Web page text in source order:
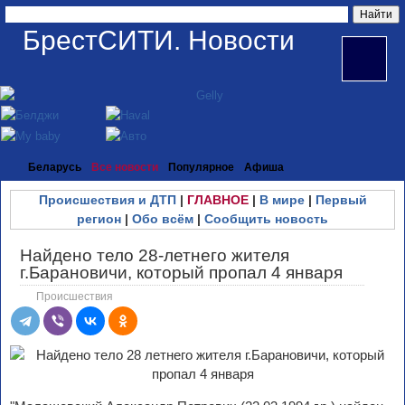
БрестСИТИ. Новости
Беларусь Все новости Популярное Афиша
Происшествия и ДТП| ГЛАВНОЕ| В мире| Первый
регион | Обо всём | Сообщить новость
Найдено тело 28-летнего жителя
г.Барановичи, который пропал 4 января
Происшествия